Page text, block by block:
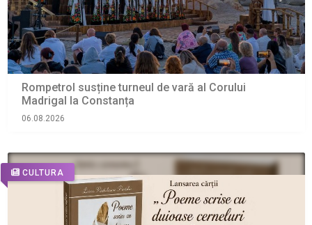
Rompetrol susține turneul de vară al Corului
Madrigal la Constanța
06.08.2026
CULTURA